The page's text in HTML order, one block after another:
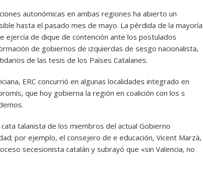
autonómicas en ambas regiones ha abierto un
hasta el pasado mes de mayo. La pérdida de la mayoría
ejercía de dique de contención ante los postulados
de gobiernos de izquierdas de sesgo nacionalista,
de las tesis de los Países Catalanes.
ERC concurrió en algunas localidades integrado en
que hoy gobierna la región en coalición con los s
talanista de los miembros del actual Gobierno
por ejemplo, el consejero de e educación, Vicent Marzà,
secesionista catalán y subrayó que «sin Valencia, no